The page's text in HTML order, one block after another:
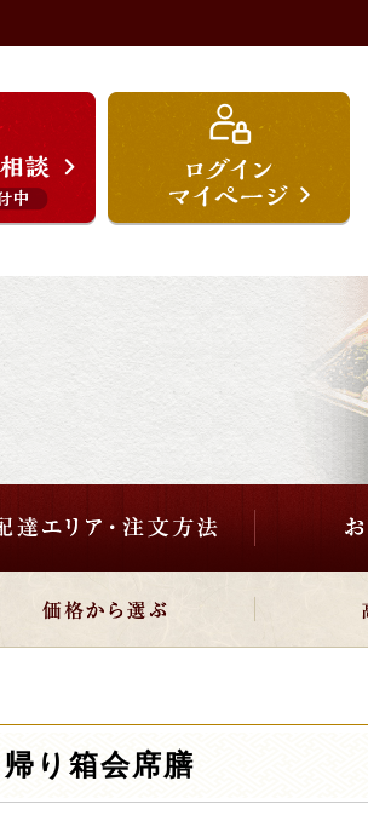
配達エリア・注文方法
価格から選ぶ
り箱会席膳